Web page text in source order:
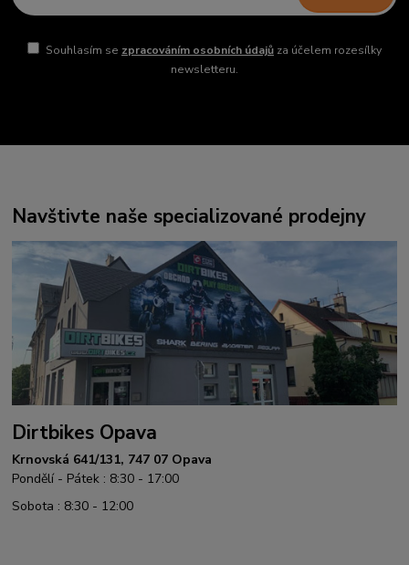
Souhlasím se zpracováním osobních údajůza účelem rozesílky
newsletteru.
Navštivte naše specializované prodejny
Dirtbikes Opava
Krnovská 641/131, 747 07 Opava
Pondělí - Pátek : 8:30 - 17:00
Sobota : 8:30 - 12:00